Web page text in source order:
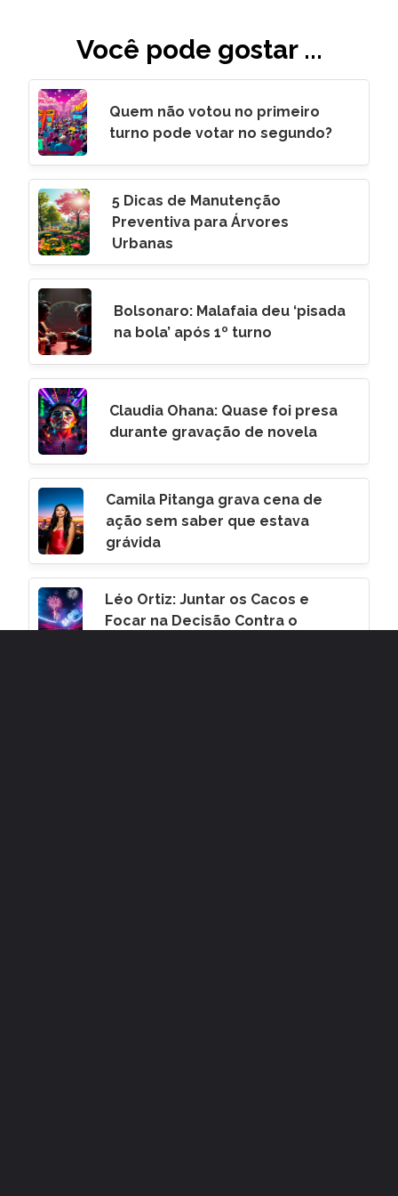
Você pode gostar ...
Quem não votou no primeiro
turno pode votar no segundo?
5 Dicas de Manutenção
Preventiva para Árvores
Urbanas
Bolsonaro: Malafaia deu ‘pisada
na bola’ após 1º turno
Claudia Ohana: Quase foi presa
durante gravação de novela
Camila Pitanga grava cena de
ação sem saber que estava
grávida
Léo Ortiz: Juntar os Cacos e
Focar na Decisão Contra o